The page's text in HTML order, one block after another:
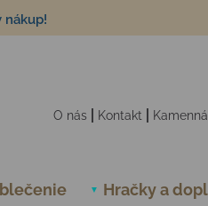
nákup!
O nás Kontakt
Hračky a